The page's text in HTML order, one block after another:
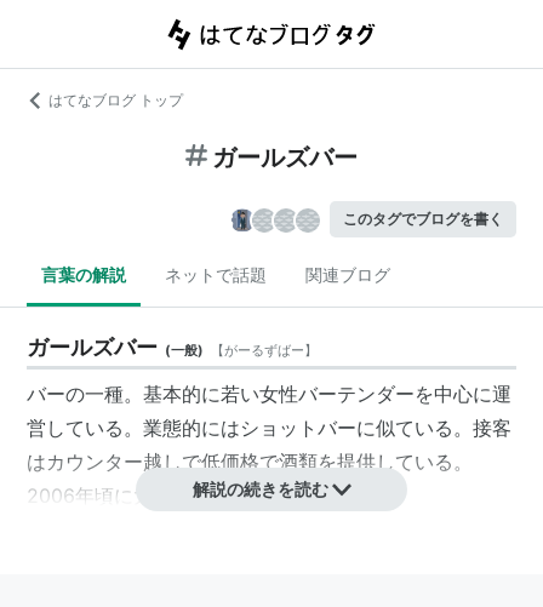
はてなブログ トップ
ガールズバー
このタグでブログを書く
言葉の解説 ネットで話題 関連ブログ
ガールズバー (一般) 【がーるずばー】
バーの一種。基本的に若い女性バーテンダーを中心に運
営している。業態的にはショットバーに似ている。接客
はカウンター越しで低価格で酒類を提供している。
2006年頃に大阪で発祥したとの説がある。
解説の続きを読む